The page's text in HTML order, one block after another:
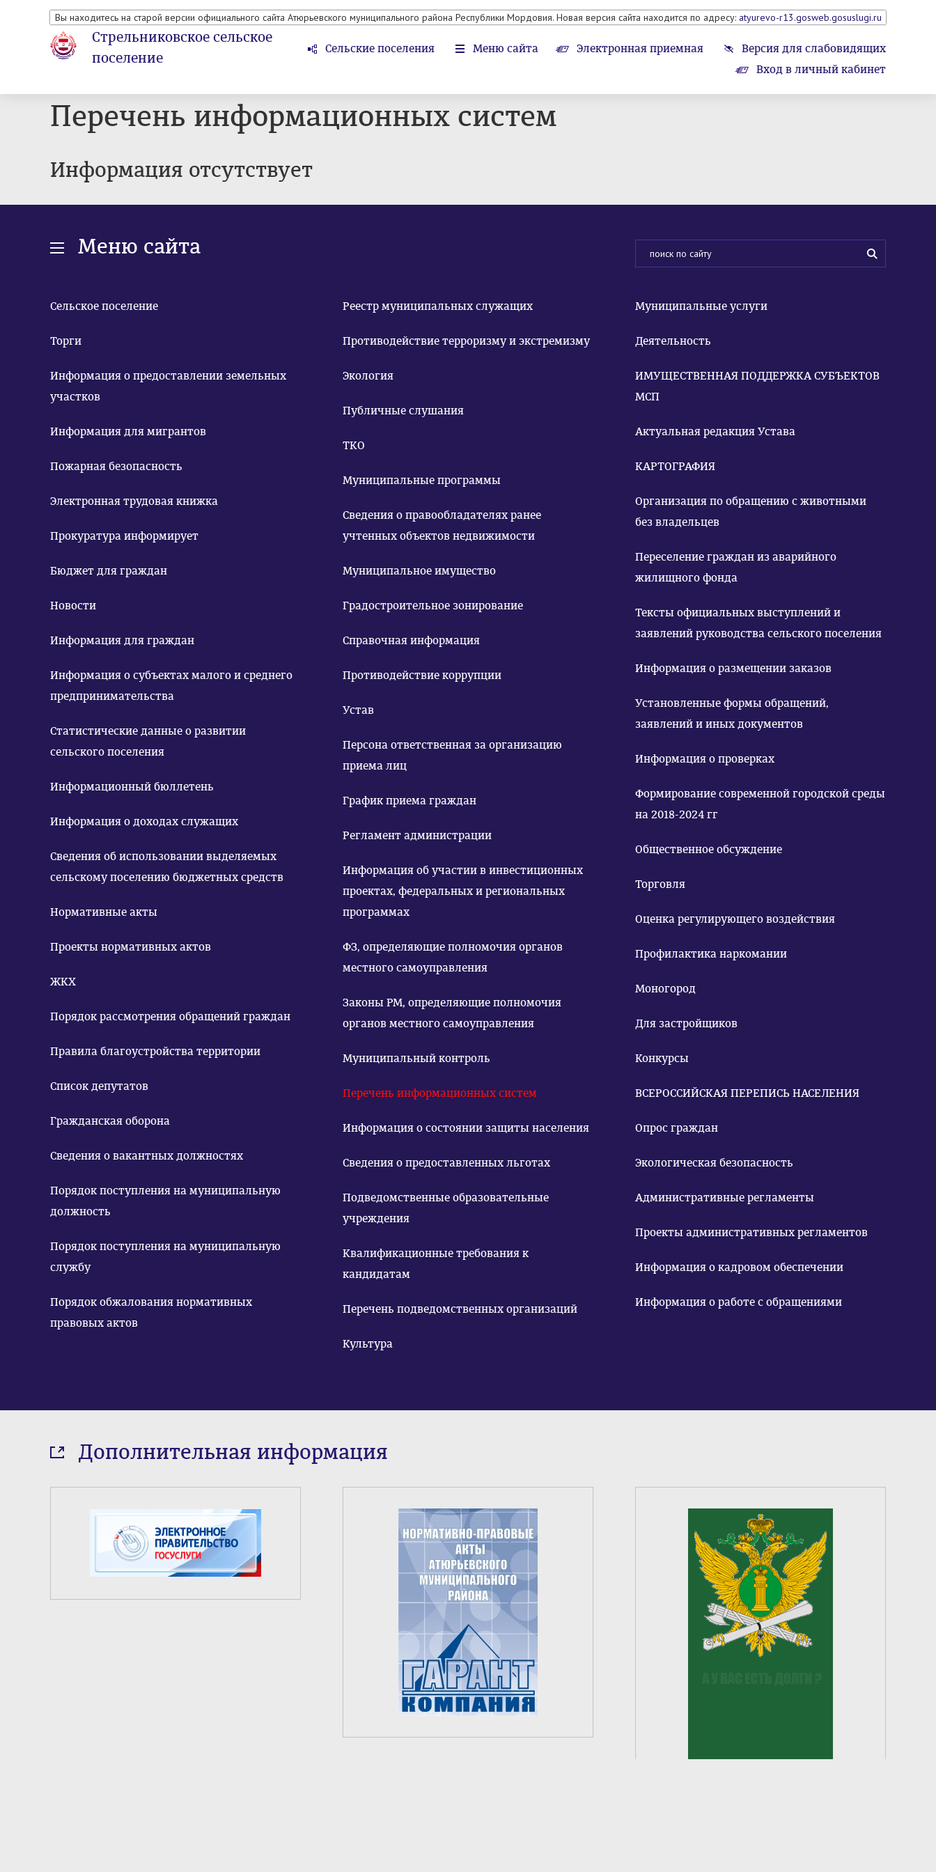
Вы находитесь на старой версии официального сайта Атюрьевского муниципального района Республики Мордовия. Новая версия сайта находится по адресу: atyurevo-r13.gosweb.gosuslugi.ru
Стрельниковское сельское
поселение
Сельские поселения Меню сайта Электронная приемная
Версия для слабовидящих
Вход в личный кабинет
Перечень информационных систем
Информация отсутствует
Меню сайта
Сельское поселение
Торги
Информация о предоставлении земельных
участков
Информация для мигрантов
Пожарная безопасность
Электронная трудовая книжка
Прокуратура информирует
Бюджет для граждан
Новости
Информация для граждан
Информация о субъектах малого и среднего
предпринимательства
Статистические данные о развитии
сельского поселения
Информационный бюллетень
Информация о доходах служащих
Сведения об использовании выделяемых
сельскому поселению бюджетных средств
Нормативные акты
Проекты нормативных актов
ЖКХ
Порядок рассмотрения обращений граждан
Правила благоустройства территории
Список депутатов
Гражданская оборона
Сведения о вакантных должностях
Порядок поступления на муниципальную
должность
Порядок поступления на муниципальную
службу
Порядок обжалования нормативных
правовых актов
Реестр муниципальных служащих
Противодействие терроризму и экстремизму
Экология
Публичные слушания
ТКО
Муниципальные программы
Сведения о правообладателях ранее
учтенных объектов недвижимости
Муниципальное имущество
Градостроительное зонирование
Справочная информация
Противодействие коррупции
Устав
Персона ответственная за организацию
приема лиц
График приема граждан
Регламент администрации
Информация об участии в инвестиционных
проектах, федеральных и региональных
программах
ФЗ, определяющие полномочия органов
местного самоуправления
Законы РМ, определяющие полномочия
органов местного самоуправления
Муниципальный контроль
Перечень информационных систем
Информация о состоянии защиты населения
Сведения о предоставленных льготах
Подведомственные образовательные
учреждения
Квалификационные требования к
кандидатам
Перечень подведомственных организаций
Культура
Муниципальные услуги
Деятельность
ИМУЩЕСТВЕННАЯ ПОДДЕРЖКА СУБЪЕКТОВ
МСП
Актуальная редакция Устава
КАРТОГРАФИЯ
Организация по обращению с животными
без владельцев
Переселение граждан из аварийного
жилищного фонда
Тексты официальных выступлений и
заявлений руководства сельского поселения
Информация о размещении заказов
Установленные формы обращений,
заявлений и иных документов
Информация о проверках
Формирование современной городской среды
на 2018-2024 гг
Общественное обсуждение
Торговля
Оценка регулирующего воздействия
Профилактика наркомании
Моногород
Для застройщиков
Конкурсы
ВСЕРОССИЙСКАЯ ПЕРЕПИСЬ НАСЕЛЕНИЯ
Опрос граждан
Экологическая безопасность
Административные регламенты
Проекты административных регламентов
Информация о кадровом обеспечении
Информация о работе с обращениями
Дополнительная информация